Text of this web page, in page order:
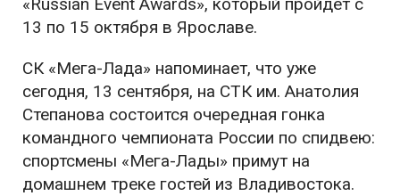
13 по 15 октября в Ярославе.
СК «Мега-Лада» напоминает, что уже
сегодня, 13 сентября, на СТК им. Анатолия
Степанова состоится очередная гонка
командного чемпионата России по спидвею:
спортсмены «Мега-Лады» примут на
домашнем треке гостей из Владивостока.